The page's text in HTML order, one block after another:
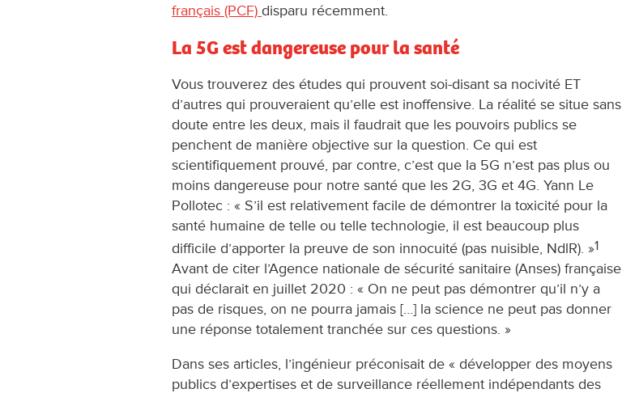
français (PCF) disparu récemment.
La 5G est dangereuse pour la santé
Vous trouverez des études qui prouvent soi-disant sa nocivité ET
d’autres qui prouveraient qu’elle est inoffensive. La réalité se situe sans
doute entre les deux, mais il faudrait que les pouvoirs publics se
penchent de manière objective sur la question. Ce qui est
scientifiquement prouvé, par contre, c’est que la 5G n’est pas plus ou
moins dangereuse pour notre santé que les 2G, 3G et 4G. Yann Le
Pollotec : « S’il est relativement facile de démontrer la toxicité pour la
santé humaine de telle ou telle technologie, il est beaucoup plus
difficile d’apporter la preuve de son innocuité (pas nuisible, NdlR). »1
Avant de citer l’Agence nationale de sécurité sanitaire (Anses) française
qui déclarait en juillet 2020 : « On ne peut pas démontrer qu’il n’y a
pas de risques, on ne pourra jamais […] la science ne peut pas donner
une réponse totalement tranchée sur ces questions. »
Dans ses articles, l’ingénieur préconisait de « développer des moyens
publics d’expertises et de surveillance réellement indépendants des